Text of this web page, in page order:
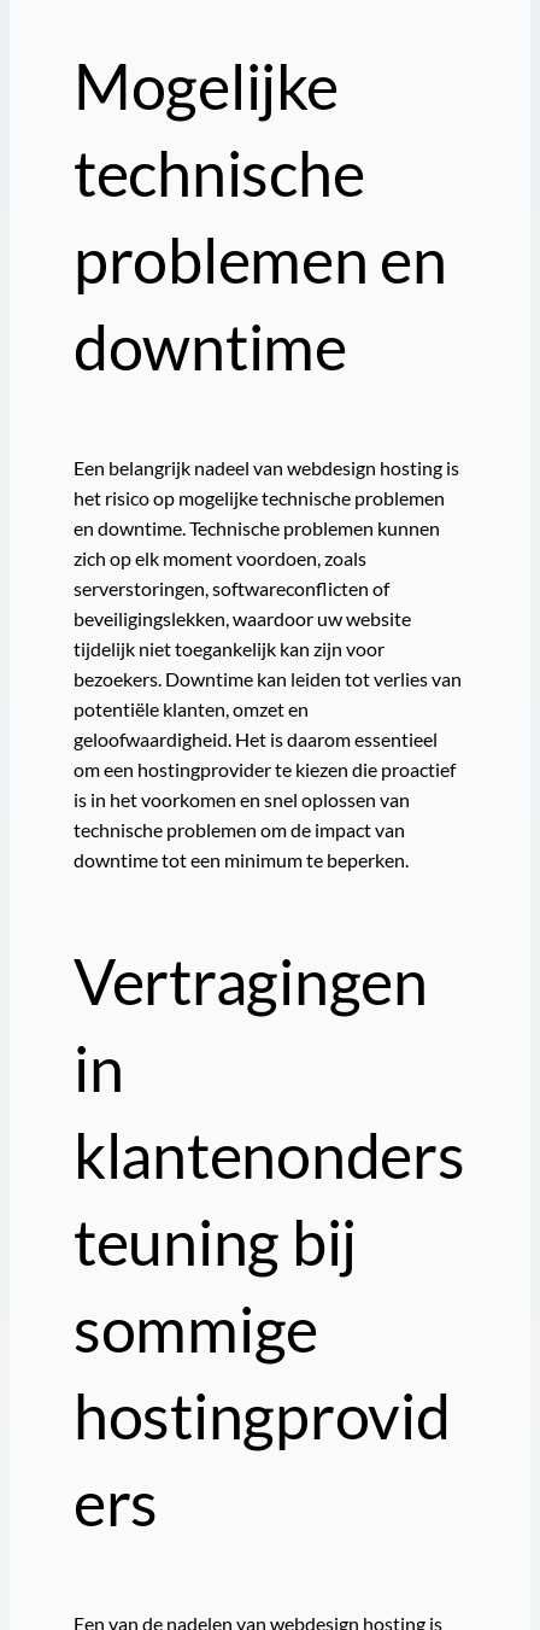
Mogelijke
technische
problemen en
downtime
Een belangrijk nadeel van webdesign hosting is
het risico op mogelijke technische problemen
en downtime. Technische problemen kunnen
zich op elk moment voordoen, zoals
serverstoringen, softwareconflicten of
beveiligingslekken, waardoor uw website
tijdelijk niet toegankelijk kan zijn voor
bezoekers. Downtime kan leiden tot verlies van
potentiële klanten, omzet en
geloofwaardigheid. Het is daarom essentieel
om een hostingprovider te kiezen die proactief
is in het voorkomen en snel oplossen van
technische problemen om de impact van
downtime tot een minimum te beperken.
Vertragingen
in
klantenonders
teuning bij
sommige
hostingprovid
ers
Een van de nadelen van webdesign hosting is